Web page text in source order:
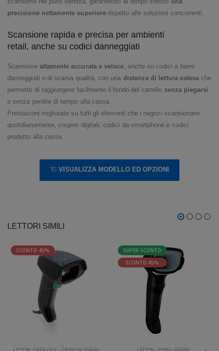
precisione nettamente superiorerispetto alle soluzioni concorrenti.
Scansione rapida e precisa per ambienti
retail, anche su codici danneggiati
Scansione altamente accurata e veloce , anche su codici a barre
danneggiati o di scarsa qualità, con una distanza di lettura estesa che
permette di raggiungere facilmente il fondo del carrello senza piegarsi
e senza perdite di tempo alla cassa.
Prestazioni migliorate su tutti gli elementi che i negozi scansionano
quotidianamente, coupon digitali, codici da smartphone e codici
prodotto alla cassa.
VISUALIZZA MODELLO ED OPZIONI
LETTORI SIMILI
SCONTO 45%
SUPER SCONTO
SCONTO 45%